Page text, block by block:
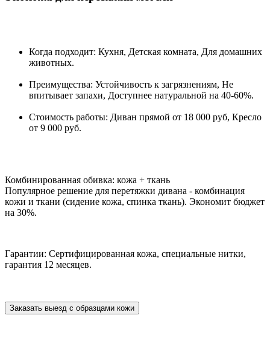
Когда подходит: Кухня, Детская комната, Для домашних
животных.
Преимущества: Устойчивость к загрязнениям, Не
впитывает запахи, Доступнее натуральной на 40-60%.
Стоимость работы: Диван прямой от 18 000 руб, Кресло
от 9 000 руб.
Комбинированная обивка: кожа + ткань
Популярное решение для перетяжки дивана - комбинация
кожи и ткани (сидение кожа, спинка ткань). Экономит бюджет
на 30%.
Гарантии: Сертифицированная кожа, специальные нитки,
гарантия 12 месяцев.
Заказать выезд с образцами кожи